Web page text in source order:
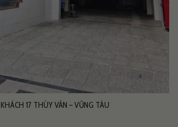
17 THÙY VÂN – VŨNG TÀU